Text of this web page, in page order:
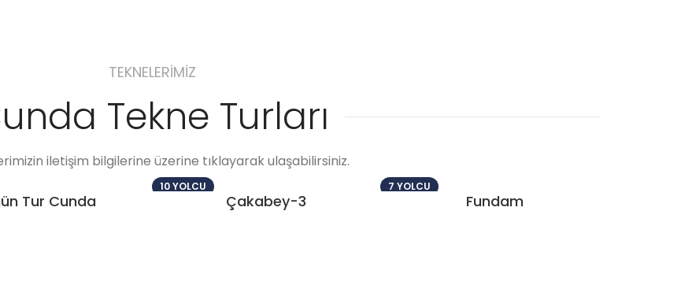
TEKNELERİMİZ
Tekne Turları
iletişim bilgilerine üzerine tıklayarak ulaşabilirsiniz.
Tur Cunda
10 YOLCU
Çakabey-3
7 YOLCU
Fundam